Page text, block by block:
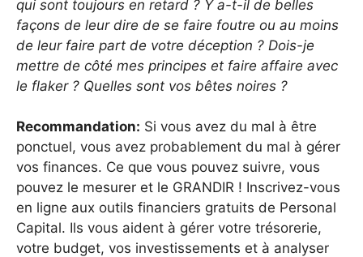
qui sont toujours en retard ? Y a-t-il de belles
façons de leur dire de se faire foutre ou au moins
de leur faire part de votre déception ? Dois-je
mettre de côté mes principes et faire affaire avec
le flaker ? Quelles sont vos bêtes noires ?
Recommandation: Si vous avez du mal à être
ponctuel, vous avez probablement du mal à gérer
vos finances. Ce que vous pouvez suivre, vous
pouvez le mesurer et le GRANDIR ! Inscrivez-vous
en ligne aux outils financiers gratuits de Personal
Capital. Ils vous aident à gérer votre trésorerie,
votre budget, vos investissements et à analyser